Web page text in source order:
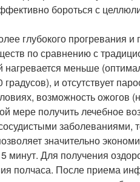
бороться с
глубокого прогревания
по сравнению с
нагревается меньше
и отсутствует
возможность ожогов
мере получить лечебное
заболеваниями,
значительно
минут. Для получения
полчаса. После приема